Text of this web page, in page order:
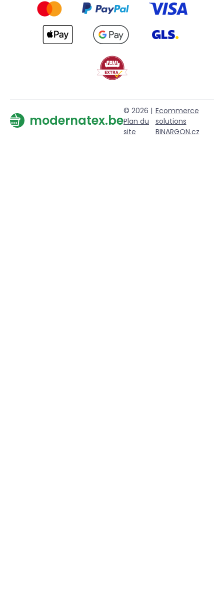
modernatex.be
© 2026 |
Plan du
site
Ecommerce
solutions
BINARGON.cz